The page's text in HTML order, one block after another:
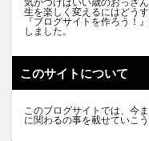
生を楽しく変えるにはどう
『ブログサイトを作ろう！
しました。
このサイトについて
このブログサイトでは、今
に関わるの事を載せていこ